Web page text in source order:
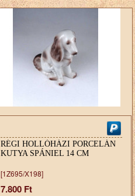
RÉGI HOLLÓHÁZI PORCELÁN
KUTYA SPÁNIEL 14 CM
[1Z695/X198]
7.800 Ft